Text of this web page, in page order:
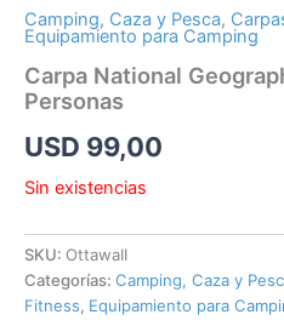
Camping, Caza y Pesca,
Equipamiento para Camping
Carpa National
Personas
USD 99,00
Sin existencias
SKU: OttawaII
Categorías: Camping, Caza y
Fitness, Equipamiento para